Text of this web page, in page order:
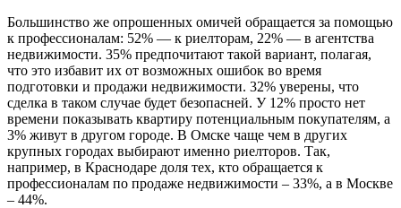
Большинство же опрошенных омичей обращается за помощью
к профессионалам: 52% — к риелторам, 22% — в агентства
недвижимости. 35% предпочитают такой вариант, полагая,
что это избавит их от возможных ошибок во время
подготовки и продажи недвижимости. 32% уверены, что
сделка в таком случае будет безопасней. У 12% просто нет
времени показывать квартиру потенциальным покупателям, а
3% живут в другом городе. В Омске чаще чем в других
крупных городах выбирают именно риелторов. Так,
например, в Краснодаре доля тех, кто обращается к
профессионалам по продаже недвижимости – 33%, а в Москве
– 44%.